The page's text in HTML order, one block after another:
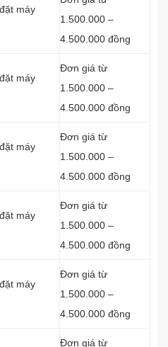
máy
1.500.000 –
4.500.000 đồng
máy
Đơn giá từ
1.500.000 –
4.500.000 đồng
máy
Đơn giá từ
1.500.000 –
4.500.000 đồng
máy
Đơn giá từ
1.500.000 –
4.500.000 đồng
máy
Đơn giá từ
1.500.000 –
4.500.000 đồng
Đơn giá từ